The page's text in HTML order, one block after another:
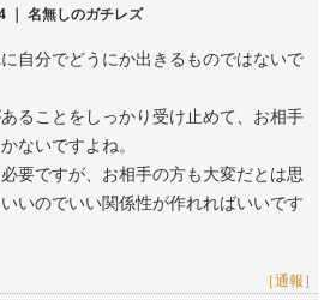
｜ 名無しのガチレズ
自分でどうにか出きるものではないで
ることをしっかり受け止めて、お相手
ないですよね。
要ですが、お相手の方も大変だとは思
いのでいい関係性が作れればいいです
［通報］